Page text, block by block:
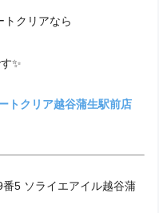
トクリアなら
✨
トクリア越谷蒲生駅前店
5 ソライエアイル越谷蒲